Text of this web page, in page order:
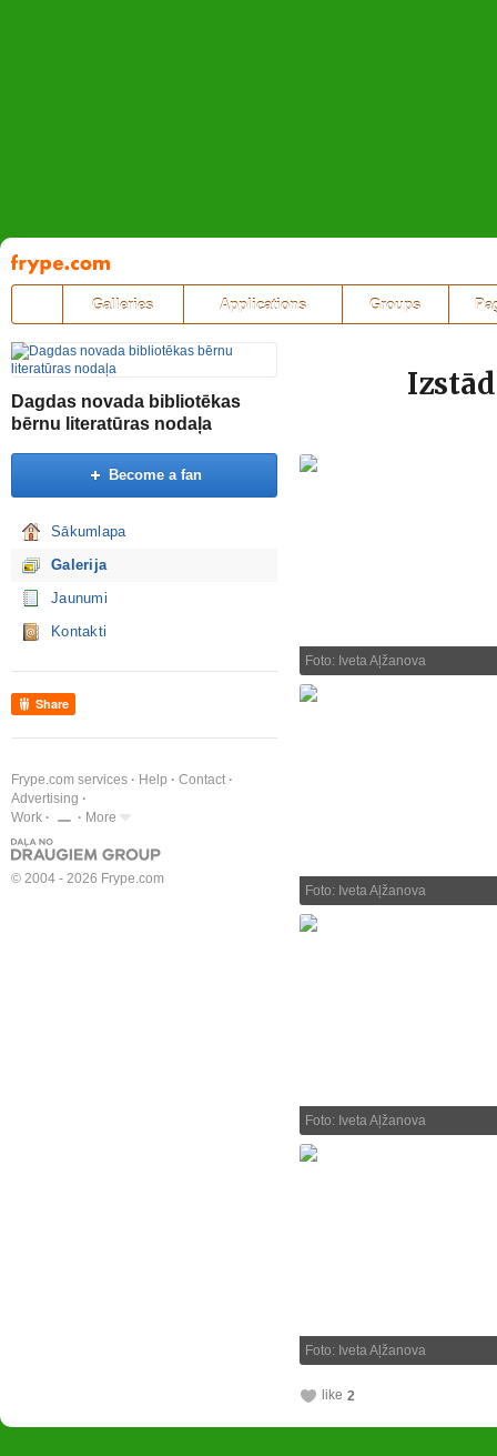
Pāriet
uz
saturu
Galleries Applications Groups
Dagdas novada bibliotēkas
bērnu literatūras nodaļa
Become a fan
Sākumlapa
Galerija
Jaunumi
Kontakti
Share
Frype.com services Help
Contact
Advertising
Work
More
© 2004 - 2026 Frype.com
Foto: Iveta Aļžanova
Foto: Iveta Aļžanova
Foto: Iveta Aļžanova
Foto: Iveta Aļžanova
like 2